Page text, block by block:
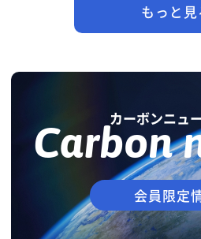
もっと見
カーボンニュ
Carbon
会員限定